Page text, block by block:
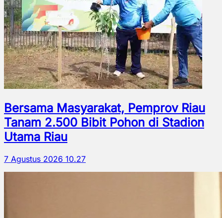
Bersama Masyarakat, Pemprov Riau
Tanam 2.500 Bibit Pohon di Stadion
Utama Riau
7 Agustus 2026 10.27